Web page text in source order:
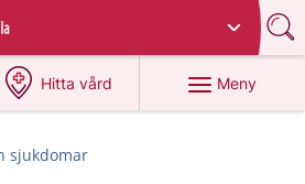
Hitta vård
på 1177.se
Meny
sjukdomar